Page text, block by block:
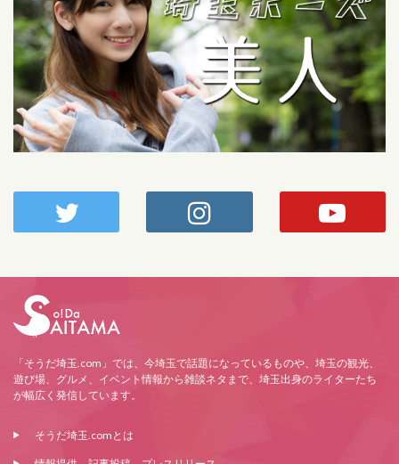
「そうだ埼玉.com」では、今埼玉で話題になっているものや、埼玉の観光、
遊び場、グルメ、イベント情報から雑談ネタまで、埼玉出身のライターたち
が幅広く発信しています。
そうだ埼玉.comとは